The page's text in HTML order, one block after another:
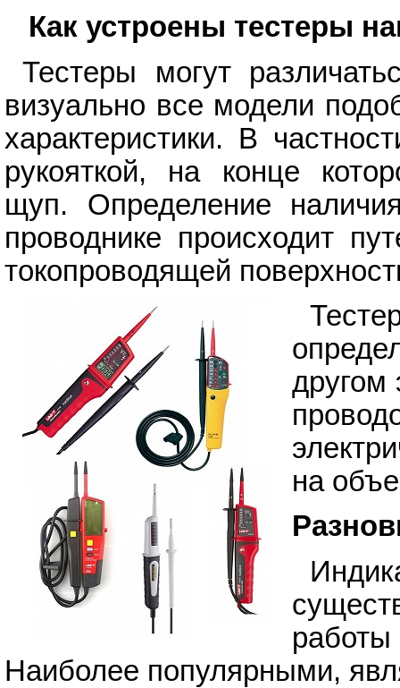
Как устроены тестеры
Тестеры могут
визуально все модели
характеристики. В
рукояткой, на конце
щуп. Определение
проводнике происходит
токопроводящей
другом
на
Наиболее популярными,